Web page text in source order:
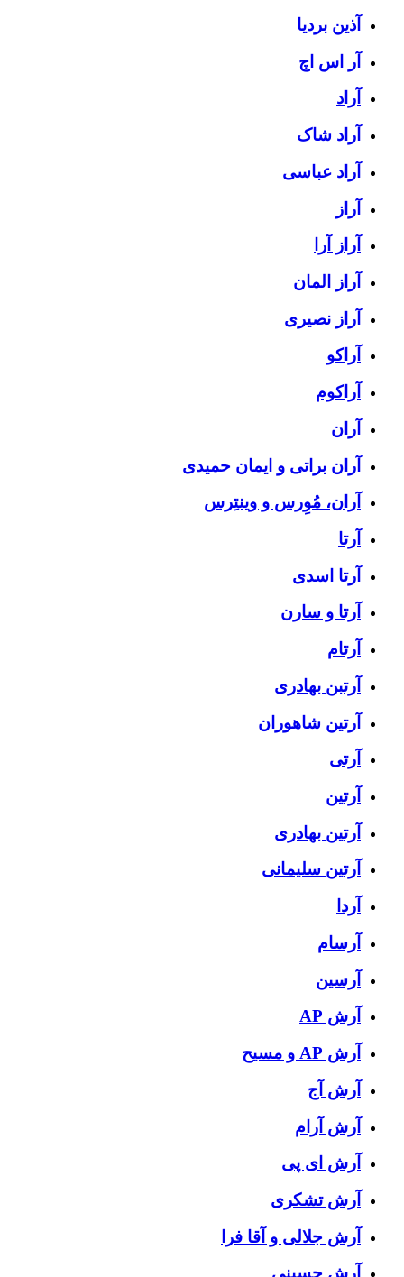
آذین بردیا
آر اس اچ
آراد
آراد شاک
آراد عباسی
آراز
آراز آرا
آراز المان
آراز نصیری
آراکو
آراکوم
آران
آران براتی و ایمان حمیدی
آران، مُوِرس و وینتِرس
آرتا
آرتا اسدی
آرتا و سارن
آرتام
آرتبن بهادری
آرتين شاهوران
آرتی
آرتین
آرتین بهادری
آرتین سلیمانی
آردا
آرسام
آرسین
آرش AP
آرش AP و مسیح
آرش آج
آرش آرام
آرش ای پی
آرش تشکری
آرش جلالی و آقا فرا